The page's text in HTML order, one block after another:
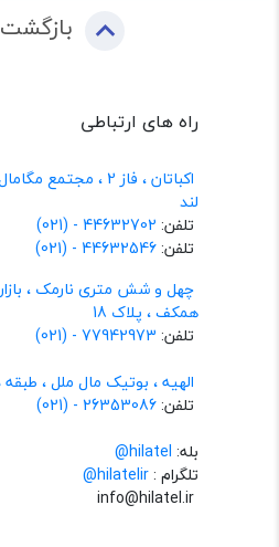
بازگشت
راه های ارتباطی
اکباتان ، فاز 2 ،
لند
تلفن: 44632702 - (021)
تلفن:44632546 - (021)
چهل و شش متری نارمک ،
همکف ، پلاک 18
تلفن: 77942973 - (021)
الهیه ، بوتیک مال ملل ، طبقه
تلفن:26353086 - (021)
بله: hilatel@
تلگرام :@hilatelir